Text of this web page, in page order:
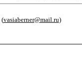
(vasiaberner@mail.ru)